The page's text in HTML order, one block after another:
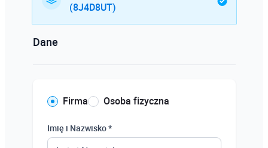
(8J4D8UT)
Dane
Firma Osoba fizyczna
Imię i Nazwisko *